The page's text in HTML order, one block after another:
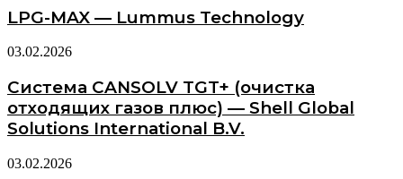
LPG-MAX — Lummus Technology
03.02.2026
Система CANSOLV TGT+ (очистка
отходящих газов плюс) — Shell Global
Solutions International B.V.
03.02.2026